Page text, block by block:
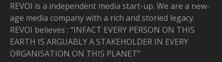
REVOI is a independent media start-up. We are a new-
age media company with a rich and storied legacy.
REVOI believes : “INFACT EVERY PERSON ON THIS
EARTH IS ARGUABLY A STAKEHOLDER IN EVERY
ORGANISATION ON THIS PLANET”